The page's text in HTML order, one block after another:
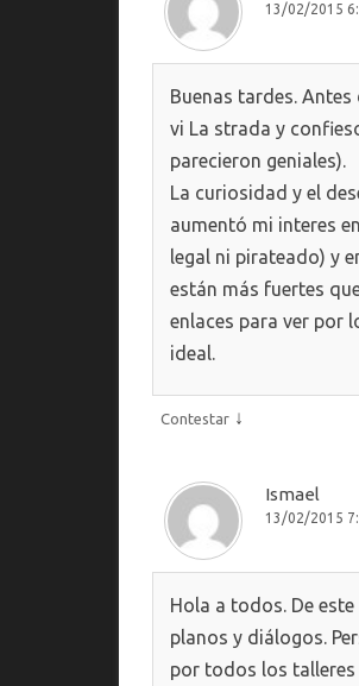
13/02/2015
Buenas tardes.
vi La strada y
parecieron geniales).
La curiosidad y el
aumentó mi interes
legal ni pirateado) y
están más fuertes
enlaces para ver por
ideal.
Contestar ↓
Ismael
13/02/2015
Hola a todos. De
planos y diálogos.
por todos los